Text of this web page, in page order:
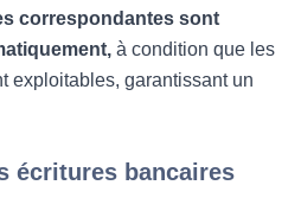
correspondantes sont
à condition que les
exploitables, garantissant un
écritures bancaires